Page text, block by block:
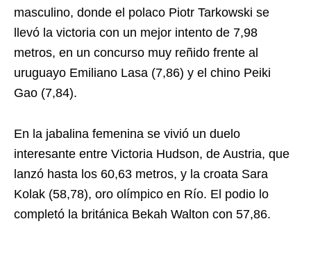
masculino, donde el polaco Piotr Tarkowski se
llevó la victoria con un mejor intento de 7,98
metros, en un concurso muy reñido frente al
uruguayo Emiliano Lasa (7,86) y el chino Peiki
Gao (7,84).
En la jabalina femenina se vivió un duelo
interesante entre Victoria Hudson, de Austria, que
lanzó hasta los 60,63 metros, y la croata Sara
Kolak (58,78), oro olímpico en Río. El podio lo
completó la británica Bekah Walton con 57,86.